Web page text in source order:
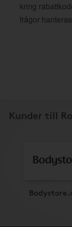
kring
frågor
Kunder till